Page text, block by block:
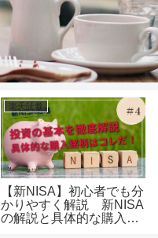
楽天証券
【新NISA】初心者でも分
かりやすく解説 新NISA
の解説と具体的な購入銘